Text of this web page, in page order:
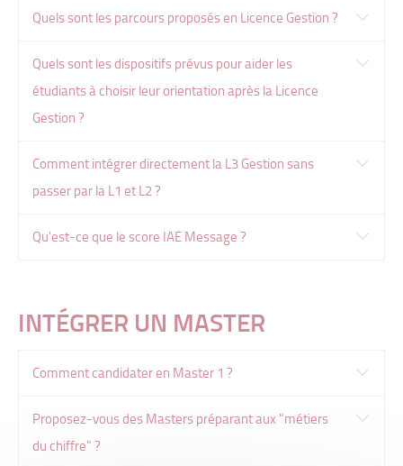
Quels sont les parcours proposés en Licence Gestion ?
Quels sont les dispositifs prévus pour aider les
étudiants à choisir leur orientation après la Licence
Gestion ?
Comment intégrer directement la L3 Gestion sans
passer par la L1 et L2 ?
Qu'est-ce que le score IAE Message ?
INTÉGRER UN MASTER
Comment candidater en Master 1 ?
Proposez-vous des Masters préparant aux "métiers
du chiffre" ?